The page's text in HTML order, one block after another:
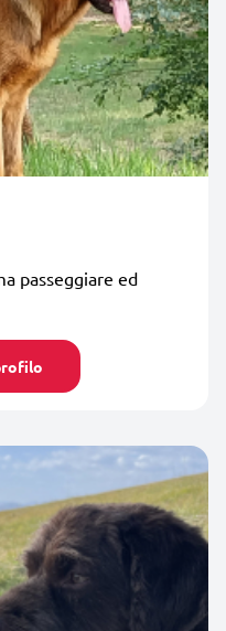
passeggiare ed